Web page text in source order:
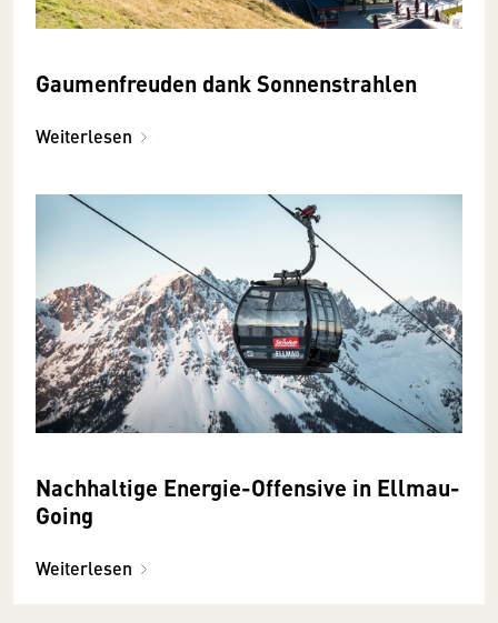
Gaumenfreuden dank Sonnenstrahlen
Weiterlesen
Nachhaltige Energie-Offensive in Ellmau-
Going
Weiterlesen